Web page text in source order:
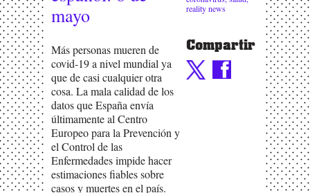
mayo
Más personas mueren de
covid-19 a nivel mundial ya
que de casi cualquier otra
cosa. La mala calidad de los
datos que España envía
últimamente al Centro
Europeo para la Prevención y
el Control de las
Enfermedades impide hacer
estimaciones fiables sobre
casos y muertes en el país.
reality news
Compartir